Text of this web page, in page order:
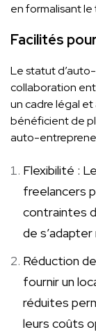
en formalisant
Facilités
Le statut
collaboration
un cadre légal
bénéficient de
auto-
Flexibilité :
freelancers
contraintes
de
Réduction
fournir un
réduites
leurs coûts